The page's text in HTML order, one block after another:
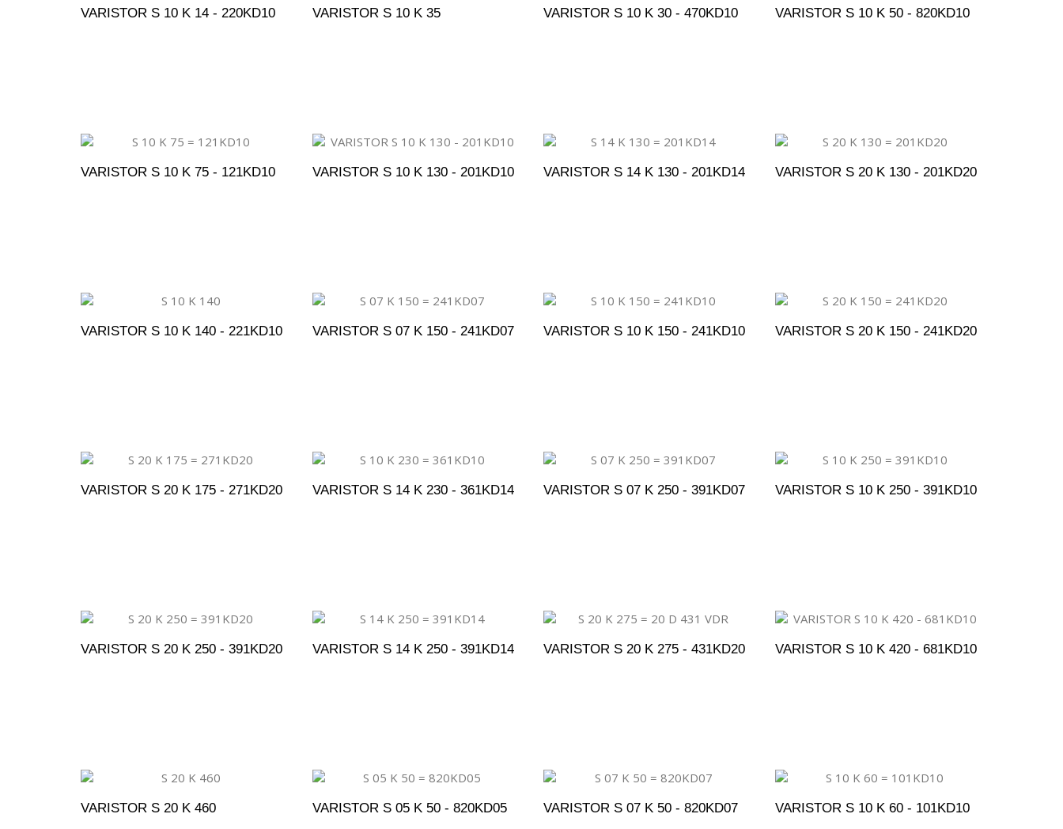
VARISTOR S 10 K 14 - 220KD10 VARISTOR S 10 K 35 VARISTOR S 10 K 30 - 470KD10 VARISTOR S 10 K 50 - 820KD10
VARISTOR S 10 K 75 - 121KD10 VARISTOR S 10 K 130 - 201KD10 VARISTOR S 14 K 130 - 201KD14 VARISTOR S 20 K 130 - 201KD20
VARISTOR S 10 K 140 - 221KD10 VARISTOR S 07 K 150 - 241KD07 VARISTOR S 10 K 150 - 241KD10 VARISTOR S 20 K 150 - 241KD20
VARISTOR S 20 K 175 - 271KD20 VARISTOR S 14 K 230 - 361KD14 VARISTOR S 07 K 250 - 391KD07 VARISTOR S 10 K 250 - 391KD10
VARISTOR S 20 K 250 - 391KD20 VARISTOR S 14 K 250 - 391KD14 VARISTOR S 20 K 275 - 431KD20 VARISTOR S 10 K 420 - 681KD10
VARISTOR S 20 K 460 VARISTOR S 05 K 50 - 820KD05 VARISTOR S 07 K 50 - 820KD07 VARISTOR S 10 K 60 - 101KD10